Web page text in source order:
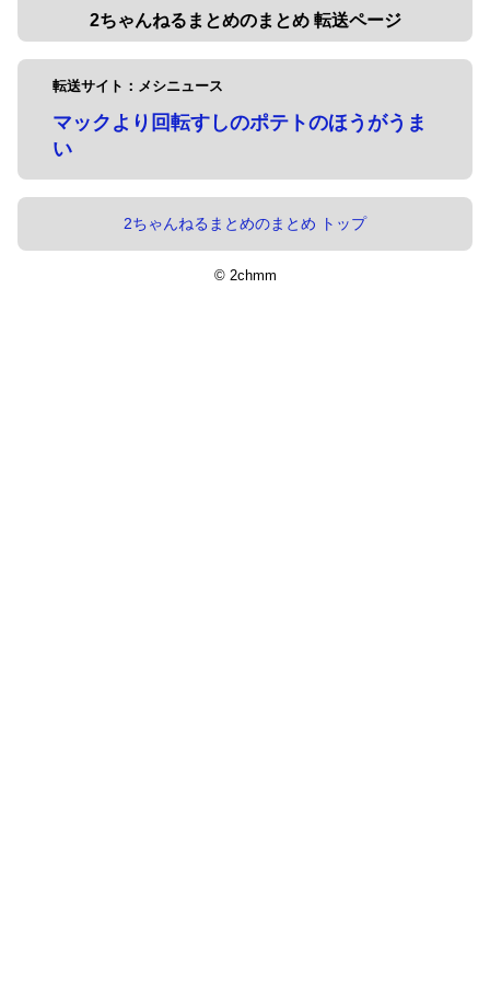
2ちゃんねるまとめのまとめ 転送ページ
転送サイト：メシニュース
マックより回転すしのポテトのほうがうま
い
2ちゃんねるまとめのまとめ トップ
© 2chmm